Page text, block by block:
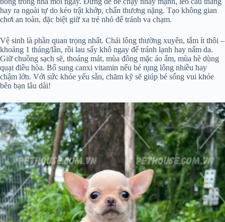
hay ra ngoài tự do kẻo trật khớp, chấn thương nặng. Tạo không gian
chơi an toàn, đặc biệt giữ xa trẻ nhỏ để tránh va chạm.
Vệ sinh là phần quan trọng nhất. Chải lông thường xuyên, tắm ít thôi –
khoảng 1 tháng/lần, rồi lau sấy khô ngay để tránh lạnh hay nấm da.
Giữ chuồng sạch sẽ, thoáng mát, mùa đông mặc áo ấm, mùa hè dùng
quạt điều hòa. Bổ sung canxi vitamin nếu bé rụng lông nhiều hay
chậm lớn. Với sức khỏe yếu sẵn, chăm kỹ sẽ giúp bé sống vui khỏe
bên bạn lâu dài!